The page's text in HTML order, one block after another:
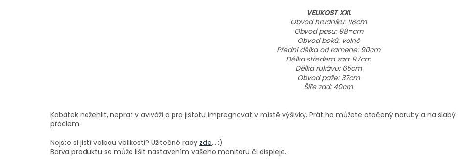
VELIKOST XXL
Obvod hrudníku: 118cm
Obvod pasu: 98=cm
Obvod boků: volné
Přední délka od ramene: 90cm
Délka středem zad: 97cm
Délka rukávu: 65cm
Obvod paže: 37cm
Šíře zad: 40cm
Kabátek nežehlit, neprat v aviváži a pro jistotu impregnovat v místě výšivky. Prát ho můžete otočený naruby a na
prádlem.
Nejste si jistí volbou velikosti? Užitečné rady zde... :)
Barva produktu se může lišit nastavením vašeho monitoru či displeje.